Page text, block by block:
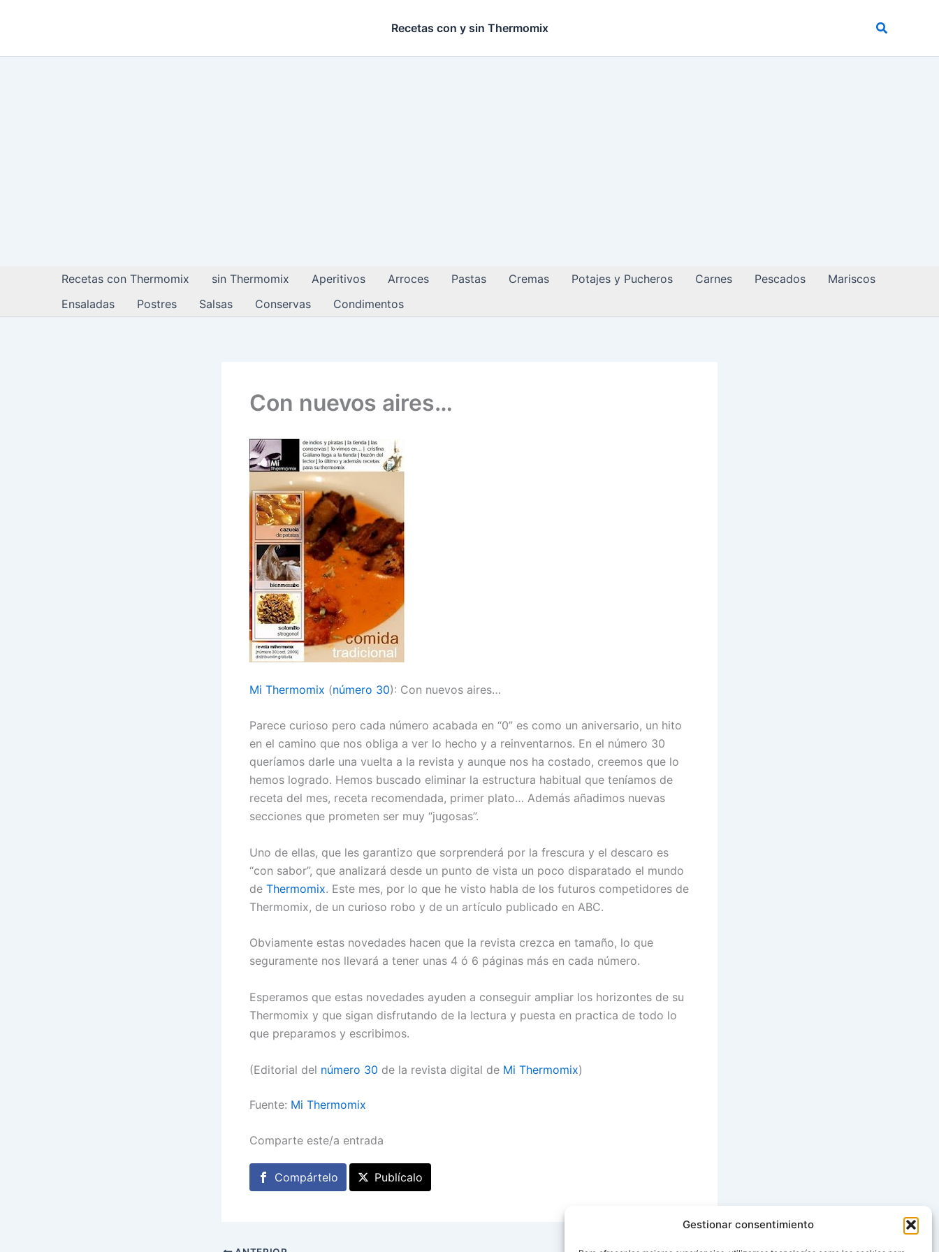
Gestionar consentimiento
Recetas con y sin Thermomix Buscar
Recetas con Thermomix sin Thermomix Aperitivos Arroces Pastas Cremas Potajes y Pucheros Carnes Pescados
Mariscos
Ensaladas
Postres Salsas Conservas Condimentos
Con nuevos aires…
Mi Thermomix (número 30): Con nuevos aires…
Parece curioso pero cada número acabada en “0” es como un aniversario, un hito
en el camino que nos obliga a ver lo hecho y a reinventarnos. En el número 30
queríamos darle una vuelta a la revista y aunque nos ha costado, creemos que lo
hemos logrado. Hemos buscado eliminar la estructura habitual que teníamos de
receta del mes, receta recomendada, primer plato… Además añadimos nuevas
secciones que prometen ser muy “jugosas”.
Uno de ellas, que les garantizo que sorprenderá por la frescura y el descaro es
“con sabor”, que analizará desde un punto de vista un poco disparatado el mundo
de Thermomix. Este mes, por lo que he visto habla de los futuros competidores de
Thermomix, de un curioso robo y de un artículo publicado en ABC.
Obviamente estas novedades hacen que la revista crezca en tamaño, lo que
seguramente nos llevará a tener unas 4 ó 6 páginas más en cada número.
Esperamos que estas novedades ayuden a conseguir ampliar los horizontes de su
Thermomix y que sigan disfrutando de la lectura y puesta en practica de todo lo
que preparamos y escribimos.
(Editorial del número 30 de la revista digital de Mi Thermomix)
Fuente: Mi Thermomix
Comparte este/a entrada
Compártelo Publícalo